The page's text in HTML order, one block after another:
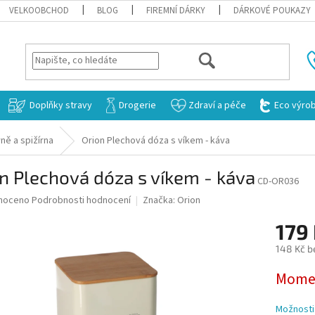
VELKOOBCHOD BLOG FIREMNÍ DÁRKY DÁRKOVÉ POUKAZY
HLEDAT
Doplňky stravy Drogerie Zdraví a péče Eco
a spižírna Orion Plechová dóza s víkem - káva
Plechová dóza s víkem - káva CD-OR036
Podrobnosti hodnocení Značka: Orion
179
148 Kč
cena: